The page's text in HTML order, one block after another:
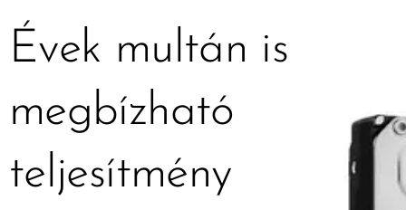
Évek multán is
megbízható
teljesítmény